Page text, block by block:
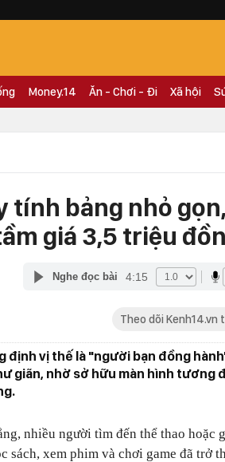
Money.14 Ăn - Chơi - Đi Xã hội
tính bảng nhỏ
giá 3,5 triệu
Nghe đọc bài 4:15
Theo dõi Kenh14.vn
định vị thế là "người bạn đồng
giãn, nhờ sở hữu màn hình tương
nhiều người tìm đến thể thao hoặc
sách, xem phim và chơi game đã trở